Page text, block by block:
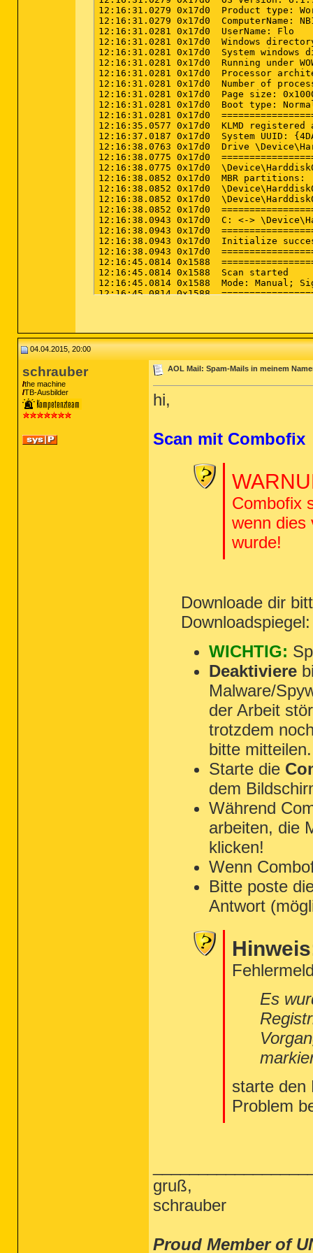
04.04.2015, 20:00
schrauber
the machine
TB-Ausbilder
AOL Mail: Spam-Mails in meinem
hi,
Scan mit Combofix
Combofix
wenn dies
wurde!
Downloade dir
WICHTIG:
Deaktiviere
Malware/
der Arbeit
trotzdem
bitte mitteilen.
Starte die
dem
Während
arbeiten, die
klicken!
Wenn
Bitte poste
Antwort
Es
starte den
Problem
gruß,
schrauber
Proud Member of